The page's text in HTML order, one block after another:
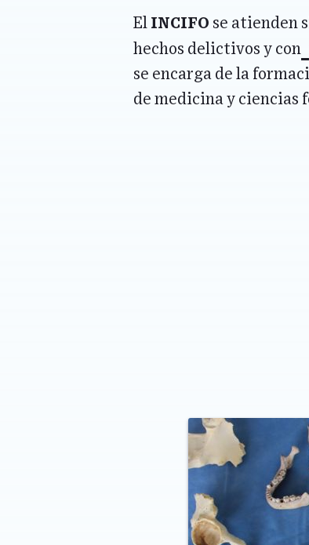
El INCIFO se atienden
hechos delictivos y con
se encarga de la
de medicina y ciencias